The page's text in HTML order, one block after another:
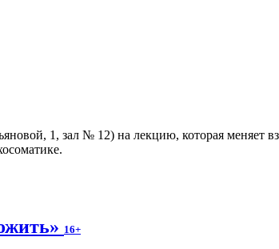
1, зал № 12) на лекцию, которая меняет
16+